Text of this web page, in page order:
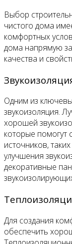
Выбор
чистого дома
комфортных
дома напрямую
качества и
Одним из
звукоизоляция.
хорошей
которые помогут
источников,
улучшения
декоративные
Для создания
обеспечить